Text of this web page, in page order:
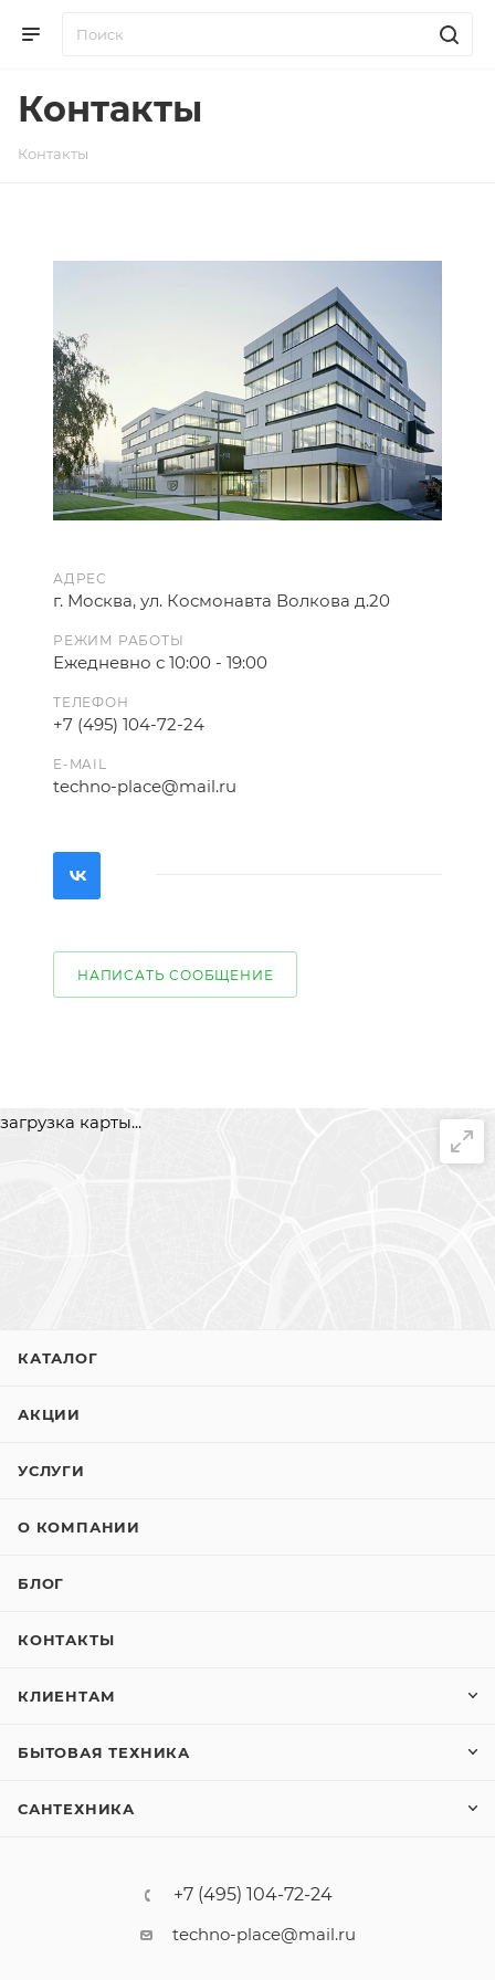
Контакты
Контакты
АДРЕС
г. Москва, ул. Космонавта Волкова д.20
РЕЖИМ РАБОТЫ
Ежедневно с 10:00 - 19:00
ТЕЛЕФОН
+7 (495) 104-72-24
E-MAIL
techno-place@mail.ru
НАПИСАТЬ СООБЩЕНИЕ
загрузка карты...
КАТАЛОГ
АКЦИИ
УСЛУГИ
О КОМПАНИИ
БЛОГ
КОНТАКТЫ
КЛИЕНТАМ
БЫТОВАЯ ТЕХНИКА
САНТЕХНИКА
+7 (495) 104-72-24
techno-place@mail.ru